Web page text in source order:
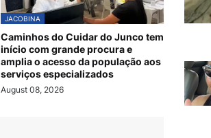
JACOBINA
Caminhos do Cuidar do Junco tem
início com grande procura e
amplia o acesso da população aos
serviços especializados
August 08, 2026